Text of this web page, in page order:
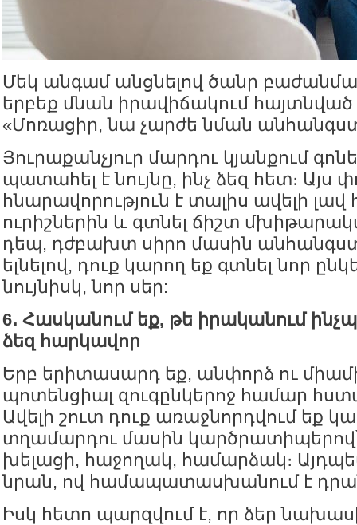
Մեկ անգամ անցնելով ծանր
երբեք մնան իրավիճակում հայտնված
«Մոռացիր, նա չարժե նման
Յուրաքանչյուր մարդու կյանքում
պատահել է նույնը, ինչ ձեզ հետ։ Այս
հնարավորություն է տալիս ավելի
ուրիշներին և գտնել ճիշտ
դեպ, դժբախտ սիրո մասին
ելնելով, դուք կարող եք գտնել նոր
նույնիսկ, նոր սեր:
6․ Հասկանում եք, թե իրականում
ձեզ հարկավոր
Երբ երիտասարդ եք, անփորձ ու
պոտենցիալ զուգընկերոջ համար
Ավելի շուտ դուք առաջնորդվում եք
տղամարդու մասին
խելացի, հաջողակ, համարձակ։
նրան, ով համապատասխանում է
Իսկ հետո պարզվում է, որ ձեր